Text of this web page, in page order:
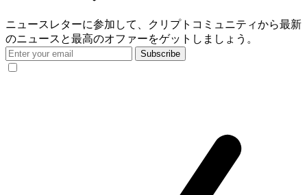
ニュースレターに参加して、クリプトコミュニティから最新
のニュースと最高のオファーをゲットしましょう。
Subscribe